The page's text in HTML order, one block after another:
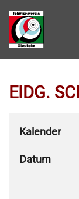
Zum
EIDG.
Kalender
Datum